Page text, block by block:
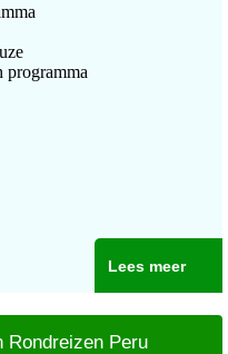
programma
Lees meer
Rondreizen Peru